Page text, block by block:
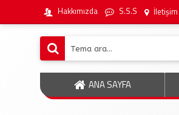
Hakkımızda S.S.S İletişim
ANA SAYFA